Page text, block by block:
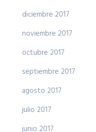
diciembre 2017
noviembre 2017
octubre 2017
septiembre 2017
agosto 2017
julio 2017
junio 2017